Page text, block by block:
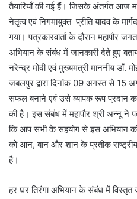
तैयारियॉं की गई हैं। जिसके अंतर्गत आज
नेतृत्व एवं निगमायुक्त प्रीति यादव के
गया। पत्रकारवार्ता के दौरान महापौर
अभियान के संबंध में जानकारी देते हुए
नरेन्द्र मोदी एवं मुख्यमंत्री माननीय डॉं.
जबलपुर द्वारा दिनांक 09 अगस्त से 15
सफल बनाने एवं उसे व्यापक रूप प्रदान
की है। इस संबंध में महापौर श्री अन्नू ने
कि आप सभी के सहयोग से इस अभियान को
को आन, बान और शान के प्रतीक
है।
हर घर तिरंगा अभियान के संबंध में विस्तृत